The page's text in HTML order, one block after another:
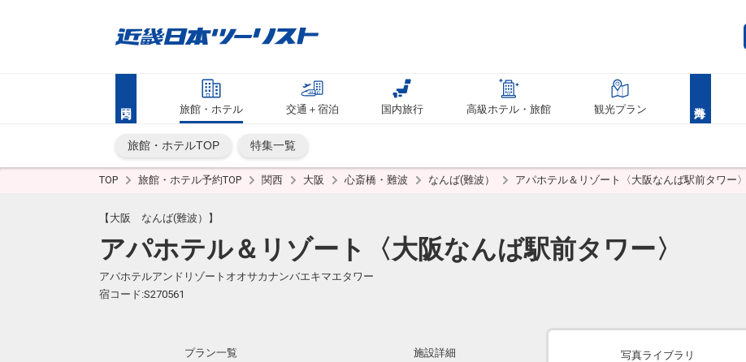
旅館・ホテル 交通＋宿泊 国内旅行 高級ホテル・旅館 観光プラン
旅館・ホテルTOP 特集一覧
TOP 旅館・ホテル予約TOP 関西 大阪 心斎橋・難波 なんば(難波） アパホテル＆リゾート〈大阪なんば駅前タワー
【大阪 なんば(難波）】
アパホテル＆リゾート〈大阪なんば駅前タワー〉
アパホテルアンドリゾートオオサカナンバエキマエタワー
宿コード:S270561
プラン一覧 施設詳細 写真ライブラリ